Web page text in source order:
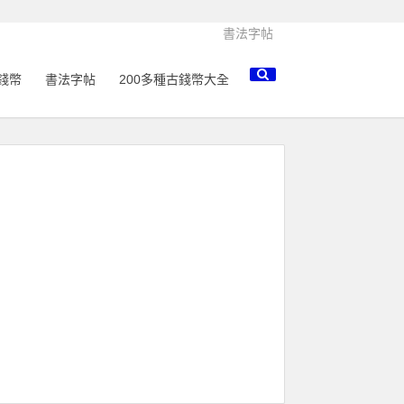
書法字帖
幣 書法字帖 200多種古錢幣大全